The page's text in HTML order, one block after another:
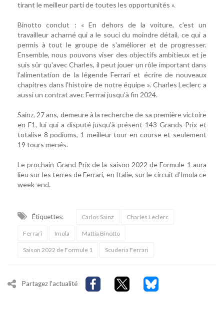
tirant le meilleur parti de toutes les opportunités ».
Binotto conclut : « En dehors de la voiture, c'est un
travailleur acharné qui a le souci du moindre détail, ce qui a
permis à tout le groupe de s'améliorer et de progresser.
Ensemble, nous pouvons viser des objectifs ambitieux et je
suis sûr qu'avec Charles, il peut jouer un rôle important dans
l'alimentation de la légende Ferrari et écrire de nouveaux
chapitres dans l'histoire de notre équipe ». Charles Leclerc a
aussi un contrat avec Ferrrai jusqu'à fin 2024.
Sainz, 27 ans, demeure à la recherche de sa première victoire
en F1, lui qui a disputé jusqu'à présent 143 Grands Prix et
totalise 8 podiums, 1 meilleur tour en course et seulement
19 tours menés.
Le prochain Grand Prix de la saison 2022 de Formule 1 aura
lieu sur les terres de Ferrari, en Italie, sur le circuit d’Imola ce
week-end.
Étiquettes: Carlos Sainz Charles Leclerc
Ferrari Imola Mattia Binotto
Saison 2022 de Formule 1 Scuderia Ferrari
Partagez l'actualité